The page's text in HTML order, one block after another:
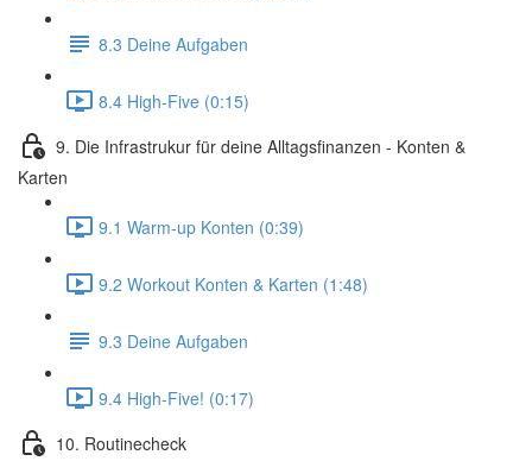
8.3 Deine Aufgaben
8.4 High-Five (0:15)
9. Die Infrastrukur für deine Alltagsfinanzen - Konten &
Karten
9.1 Warm-up Konten (0:39)
9.2 Workout Konten & Karten (1:48)
9.3 Deine Aufgaben
9.4 High-Five! (0:17)
10. Routinecheck